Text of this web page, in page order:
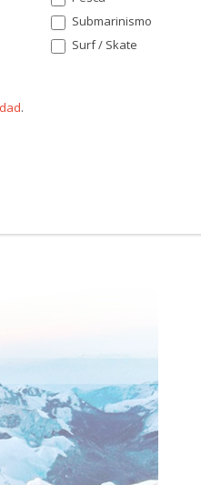
Submarinismo
Surf / Skate
.